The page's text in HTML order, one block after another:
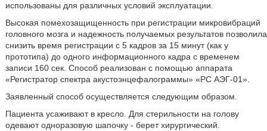
использованы для различных условий эксплуатации.
Высокая помехозащищенность при регистрации микровибраций
головного мозга и надежность получаемых результатов позволила
снизить время регистрации с 5 кадров за 15 минут (как у
прототипа) до одного информационного кадра с временем
записи 160 сек. Способ реализован с помощью аппарата
«Регистратор спектра акустоэнцефалограммы» «РС АЭГ-01».
Заявленный способ осуществляется следующим образом.
Пациента усаживают в кресло. Для стерильности на голову
одевают одноразовую шапочку - берет хирургический.